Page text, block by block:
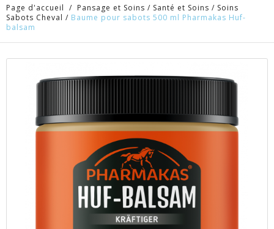
Page d'accueil / Pansage et Soins / Santé et Soins / Soins
Sabots Cheval / Baume pour sabots 500 ml Pharmakas Huf-
balsam